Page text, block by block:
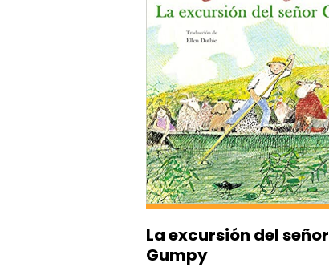
La excursión del señor
Gumpy